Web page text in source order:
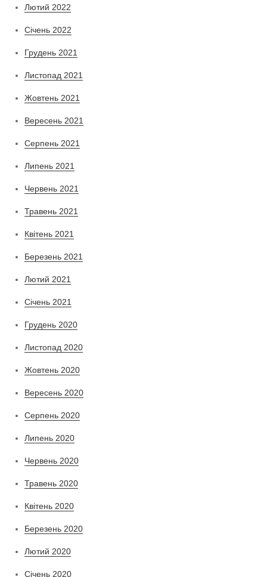
Лютий 2022
Січень 2022
Грудень 2021
Листопад 2021
Жовтень 2021
Вересень 2021
Серпень 2021
Липень 2021
Червень 2021
Травень 2021
Квітень 2021
Березень 2021
Лютий 2021
Січень 2021
Грудень 2020
Листопад 2020
Жовтень 2020
Вересень 2020
Серпень 2020
Липень 2020
Червень 2020
Травень 2020
Квітень 2020
Березень 2020
Лютий 2020
Січень 2020